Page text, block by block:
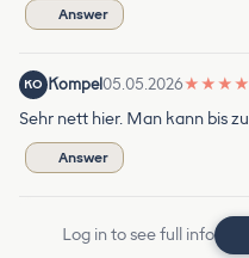
Answer
KO Kompel05.05.2026★ ★ ★ ★
Sehr nett hier. Man kann bis
Answer
Log in to see full info